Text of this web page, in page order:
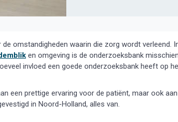
omstandigheden waarin die zorg wordt verleend.
en omgeving is de onderzoeksbank
invloed een goede onderzoeksbank heeft op
een prettige ervaring voor de patiënt, maar ook aan
in Noord-Holland, alles van.